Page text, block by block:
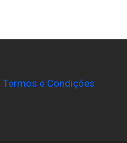
Termos e Condições